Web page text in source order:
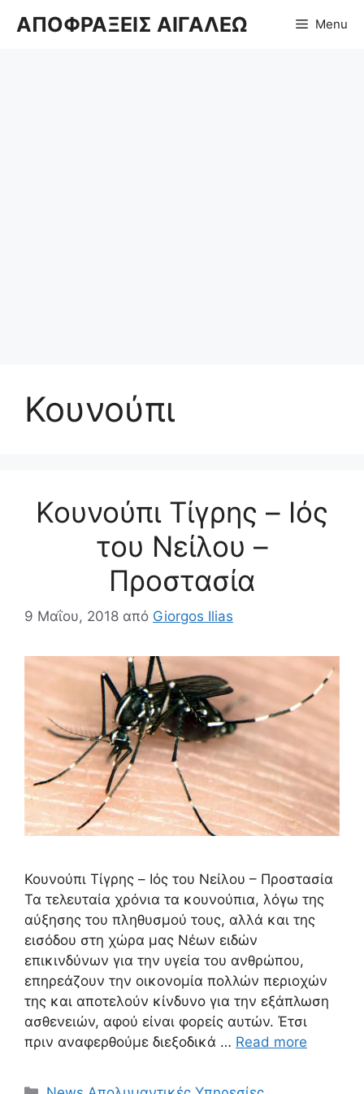
ΑΠΟΦΡΑΞΕΙΣ ΑΙΓΑΛΕΩ Menu
Κουνούπι
Κουνούπι Τίγρης – Ιός
του Νείλου –
Προστασία
9 Μαΐου, 2018 από Giorgos Ilias
Κουνούπι Τίγρης – Ιός του Νείλου – Προστασία
Τα τελευταία χρόνια τα κουνούπια, λόγω της
αύξησης του πληθυσμού τους, αλλά και της
εισόδου στη χώρα μας Νέων ειδών
επικινδύνων για την υγεία του ανθρώπου,
επηρεάζουν την οικονομία πολλών περιοχών
της και αποτελούν κίνδυνο για την εξάπλωση
ασθενειών, αφού είναι φορείς αυτών. Έτσι
πριν αναφερθούμε διεξοδικά … Read more
Κατηγορίες